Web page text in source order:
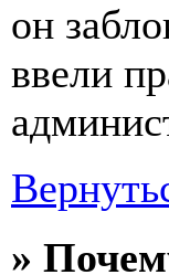
он
ввели
»